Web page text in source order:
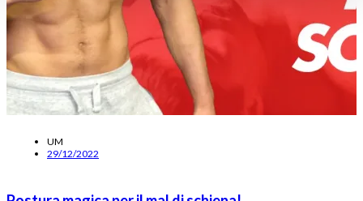
UM
29/12/2022